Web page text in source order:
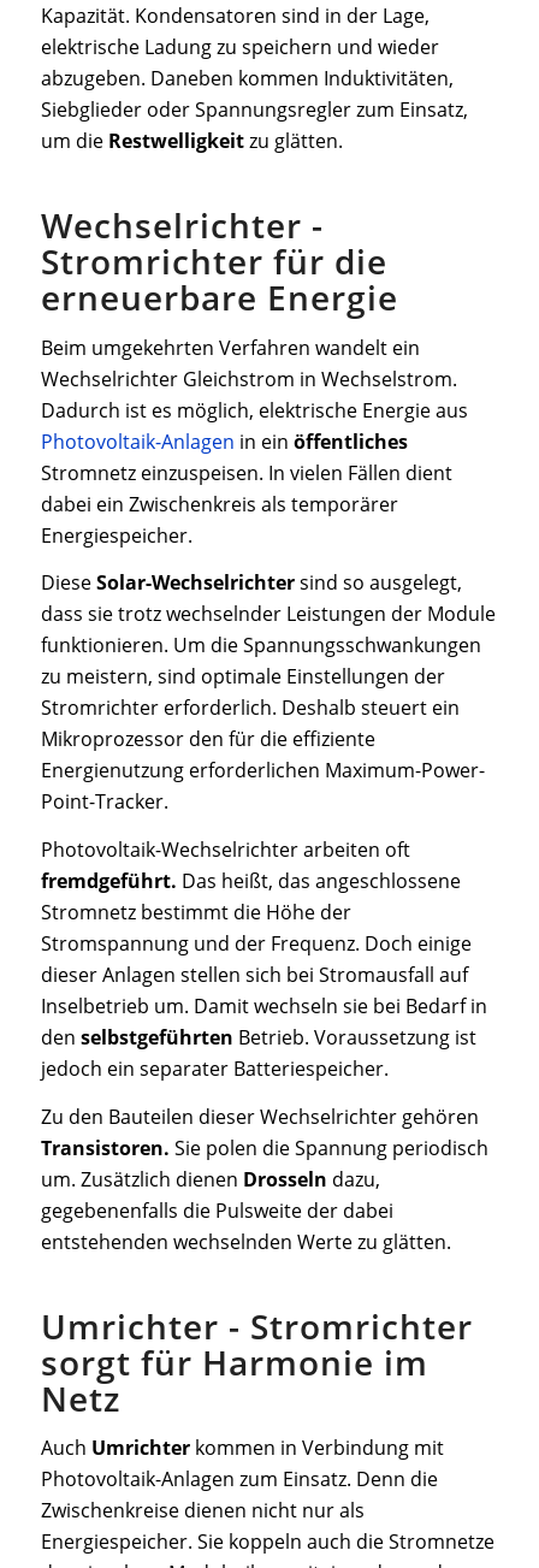
Kapazität. Kondensatoren sind in der Lage,
elektrische Ladung zu speichern und wieder
abzugeben. Daneben kommen Induktivitäten,
Siebglieder oder Spannungsregler zum Einsatz,
um die Restwelligkeitzu glätten.
Wechselrichter -
Stromrichter für die
erneuerbare Energie
Beim umgekehrten Verfahren wandelt ein
Wechselrichter Gleichstrom in Wechselstrom.
Dadurch ist es möglich, elektrische Energie aus
Photovoltaik-Anlagen in ein öffentliches
Stromnetz einzuspeisen. In vielen Fällen dient
dabei ein Zwischenkreis als temporärer
Energiespeicher.
DieseSolar-Wechselrichtersind so ausgelegt,
dass sie trotz wechselnder Leistungen der Module
funktionieren. Um die Spannungsschwankungen
zu meistern, sind optimale Einstellungen der
Stromrichter erforderlich. Deshalb steuert ein
Mikroprozessor den für die effiziente
Energienutzung erforderlichen Maximum-Power-
Point-Tracker.
Photovoltaik-Wechselrichter arbeiten oft
fremdgeführt. Das heißt, das angeschlossene
Stromnetz bestimmt die Höhe der
Stromspannung und der Frequenz. Doch einige
dieser Anlagen stellen sich bei Stromausfall auf
Inselbetrieb um. Damit wechseln sie bei Bedarf in
den selbstgeführten Betrieb. Voraussetzung ist
jedoch ein separater Batteriespeicher.
Zu den Bauteilen dieser Wechselrichter gehören
Transistoren. Sie polen die Spannung periodisch
um. Zusätzlich dienen Drosseln dazu,
gegebenenfalls die Pulsweite der dabei
entstehenden wechselnden Werte zu glätten.
Umrichter - Stromrichter
sorgt für Harmonie im
Netz
Auch Umrichterkommen in Verbindung mit
Photovoltaik-Anlagen zum Einsatz. Denn die
Zwischenkreise dienen nicht nur als
Energiespeicher. Sie koppeln auch die Stromnetze